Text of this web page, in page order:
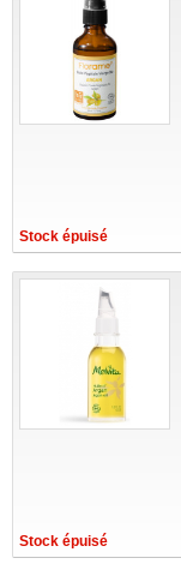
Stock épuisé
Stock épuisé